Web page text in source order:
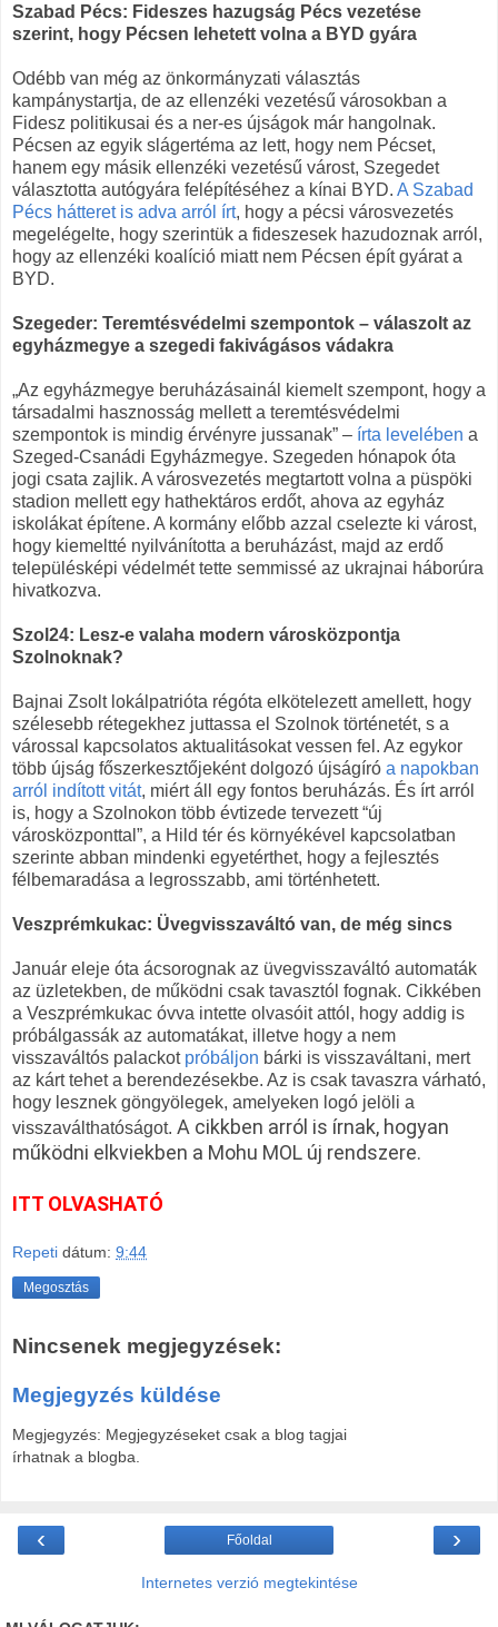
Szabad Pécs: Fideszes hazugság Pécs vezetése
szerint, hogy Pécsen lehetett volna a BYD gyára
Odébb van még az önkormányzati választás
kampánystartja, de az ellenzéki vezetésű városokban a
Fidesz politikusai és a ner-es újságok már hangolnak.
Pécsen az egyik slágertéma az lett, hogy nem Pécset,
hanem egy másik ellenzéki vezetésű várost, Szegedet
választotta autógyára felépítéséhez a kínai BYD. A Szabad
Pécs hátteret is adva arról írt, hogy a pécsi városvezetés
megelégelte, hogy szerintük a fideszesek hazudoznak arról,
hogy az ellenzéki koalíció miatt nem Pécsen épít gyárat a
BYD.
Szegeder: Teremtésvédelmi szempontok – válaszolt az
egyházmegye a szegedi fakivágásos vádakra
„Az egyházmegye beruházásainál kiemelt szempont, hogy a
társadalmi hasznosság mellett a teremtésvédelmi
szempontok is mindig érvényre jussanak” – írta levelében a
Szeged-Csanádi Egyházmegye. Szegeden hónapok óta
jogi csata zajlik. A városvezetés megtartott volna a püspöki
stadion mellett egy hathektáros erdőt, ahova az egyház
iskolákat építene. A kormány előbb azzal cselezte ki várost,
hogy kiemeltté nyilvánította a beruházást, majd az erdő
településképi védelmét tette semmissé az ukrajnai háborúra
hivatkozva.
Szol24: Lesz-e valaha modern városközpontja
Szolnoknak?
Bajnai Zsolt lokálpatrióta régóta elkötelezett amellett, hogy
szélesebb rétegekhez juttassa el Szolnok történetét, s a
várossal kapcsolatos aktualitásokat vessen fel. Az egykor
több újság főszerkesztőjeként dolgozó újságíró a napokban
arról indított vitát, miért áll egy fontos beruházás. És írt arról
is, hogy a Szolnokon több évtizede tervezett “új
városközponttal”, a Hild tér és környékével kapcsolatban
szerinte abban mindenki egyetérthet, hogy a fejlesztés
félbemaradása a legrosszabb, ami történhetett.
Veszprémkukac: Üvegvisszaváltó van, de még sincs
Január eleje óta ácsorognak az üvegvisszaváltó automaták
az üzletekben, de működni csak tavasztól fognak. Cikkében
a Veszprémkukac óvva intette olvasóit attól, hogy addig is
próbálgassák az automatákat, illetve hogy a nem
visszaváltós palackot próbáljon bárki is visszaváltani, mert
az kárt tehet a berendezésekbe. Az is csak tavaszra várható,
hogy lesznek göngyölegek, amelyeken logó jelöli a
visszaválthatóságot. A cikkben arról is írnak, hogyan
működni elkviekben a Mohu MOL új rendszere.
ITT OLVASHATÓ
Repeti dátum: 9:44
Megosztás
Nincsenek megjegyzések:
Megjegyzés küldése
Megjegyzés: Megjegyzéseket csak a blog tagjai
írhatnak a blogba.
‹ ›
Főoldal
Internetes verzió megtekintése